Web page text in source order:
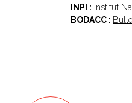
INPI : Institut
BODACC :